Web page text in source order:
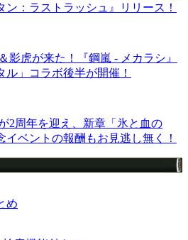
ン：ラストラッシュ』リリース！
影虎が来た！『鋼嵐 - メカラシ』
ル」コラボ後半が開催！
2周年を迎え、新章「氷と血の
イベントの報酬もお見逃し無く！
め